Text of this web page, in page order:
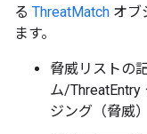
る ThreatMatch オブ
ます。
脅威リストの
ム/ThreatEntry
ジング（脅威